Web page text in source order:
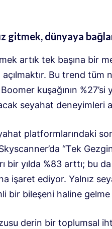
gitmek, dünyaya
artık tek başına bir
açılmaktır. Bu trend tüm
kuşağının
seyahat deneyimleri
platformlarındaki
“Tek
bir yılda %83 arttı; bu
işaret ediyor. Yalnız
bir bileşeni haline gelme
derin bir toplumsal